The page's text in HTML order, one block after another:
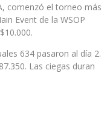
comenzó el torneo más
Event de la WSOP
634 pasaron al día 2.
Las ciegas duran